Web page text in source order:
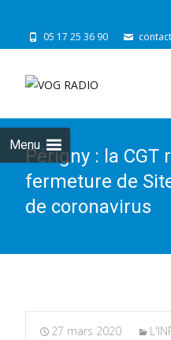
05 17 25 36 90
Menu
Périgny : la CGT
fermeture de
de coronavirus
27 mars 2020